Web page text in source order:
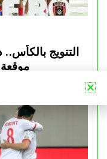
التتويج
موقعة